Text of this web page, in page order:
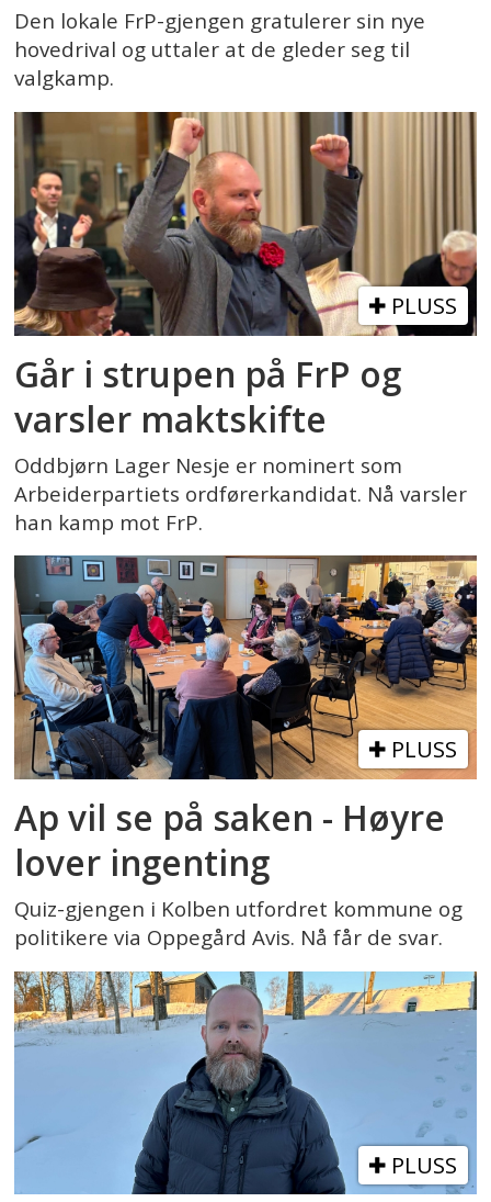
Den lokale FrP-gjengen gratulerer sin nye
hovedrival og uttaler at de gleder seg til
valgkamp.
PLUSS
Går i strupen på FrP og
varsler maktskifte
Oddbjørn Lager Nesje er nominert som
Arbeiderpartiets ordførerkandidat. Nå varsler
han kamp mot FrP.
PLUSS
Ap vil se på saken - Høyre
lover ingenting
Quiz-gjengen i Kolben utfordret kommune og
politikere via Oppegård Avis. Nå får de svar.
PLUSS